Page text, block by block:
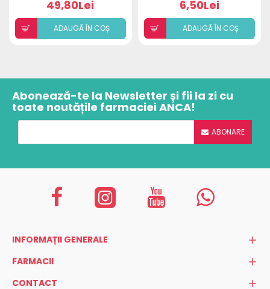
49,80Lei
ADAUGÃ ÎN COȘ
6,50Lei
ADAUGÃ ÎN COȘ
Abonează-te la Newsletter și fii la zi cu
toate noutățile farmaciei ANCA!
ABONARE
INFORMAȚII GENERALE
FARMACII
CONTACT